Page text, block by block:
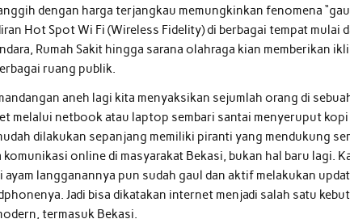
dengan harga terjangkau memungkinkan fenomena
Hot Spot Wi Fi (Wireless Fidelity) di berbagai tempat mulai
Rumah Sakit hingga sarana olahraga kian memberikan
ruang publik.
aneh lagi kita menyaksikan sejumlah orang di
melalui netbook atau laptop sembari santai menyeruput kopi
dilakukan sepanjang memiliki piranti yang mendukung
online di masyarakat Bekasi, bukan hal baru lagi.
langganannya pun sudah gaul dan aktif melakukan
Jadi bisa dikatakan internet menjadi salah satu
termasuk Bekasi.